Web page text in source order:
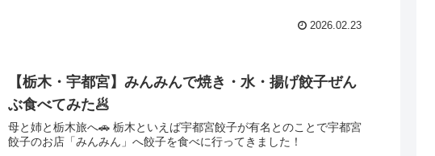
2026.02.23
【栃木・宇都宮】みんみんで焼き・水・揚げ餃子ぜん
ぶ食べてみた🥟
母と姉と栃木旅へ🚗 栃木といえば宇都宮餃子が有名とのことで宇都宮
餃子のお店「みんみん」へ餃子を食べに行ってきました！